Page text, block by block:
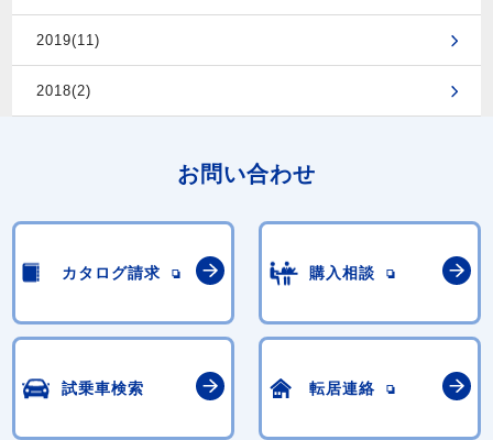
2019(11)
2018(2)
お問い合わせ
カタログ請求 購入相談
試乗車検索 転居連絡